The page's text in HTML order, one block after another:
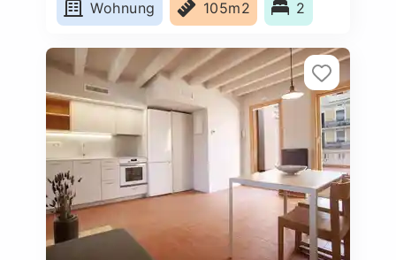
Wohnung 105m2 2